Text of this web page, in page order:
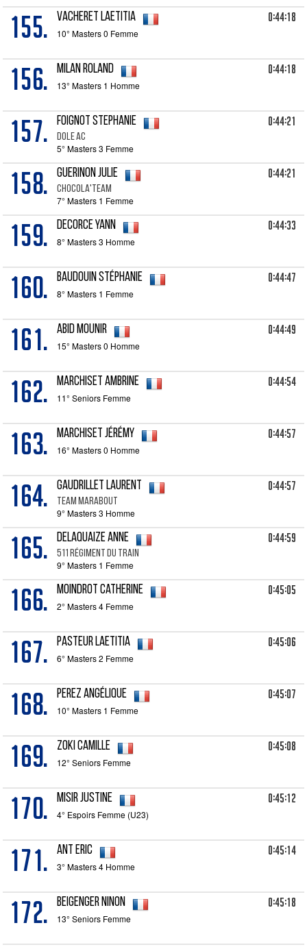
155. VACHERET Laetitia
10° Masters 0 Femme
0:44:18
156. MILAN Roland
13° Masters 1 Homme
0:44:18
157. FOIGNOT Stephanie
Dole AC
5° Masters 3 Femme
0:44:21
158. GUERINON Julie
Chocola'team
7° Masters 1 Femme
0:44:21
159. DECORCE Yann
8° Masters 3 Homme
0:44:33
160. BAUDOUIN Stéphanie
8° Masters 1 Femme
0:44:47
161. ABID Mounir
15° Masters 0 Homme
0:44:49
162. MARCHISET Ambrine
11° Seniors Femme
0:44:54
163. MARCHISET Jérémy
16° Masters 0 Homme
0:44:57
164. GAUDRILLET Laurent
Team marabout
9° Masters 3 Homme
0:44:57
165. DELAQUAIZE Anne
511 Régiment du Train
9° Masters 1 Femme
0:44:59
166. MOINDROT Catherine
2° Masters 4 Femme
0:45:05
167. PASTEUR Laetitia
6° Masters 2 Femme
0:45:06
168. PEREZ Angélique
10° Masters 1 Femme
0:45:07
169. ZOKI Camille
12° Seniors Femme
0:45:08
170. MISIR Justine
4° Espoirs Femme (U23)
0:45:12
171. ANT Eric
3° Masters 4 Homme
0:45:14
172. BEIGENGER Ninon
13° Seniors Femme
0:45:18